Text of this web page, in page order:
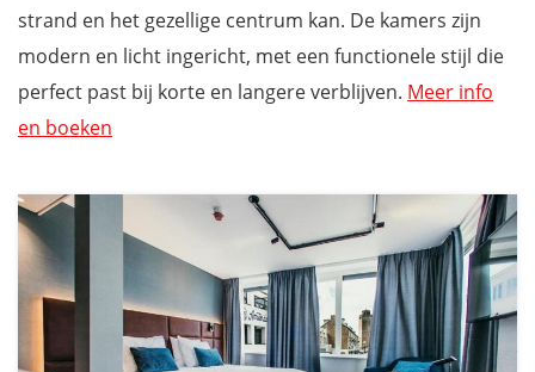
strand en het gezellige centrum kan. De kamers zijn
modern en licht ingericht, met een functionele stijl die
perfect past bij korte en langere verblijven. Meer info
en boeken